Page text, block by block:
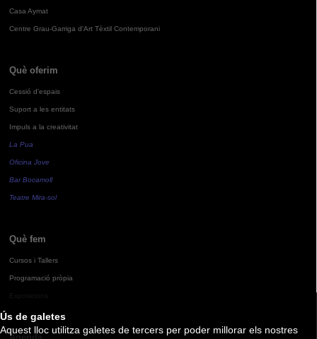
Ús de galetes
Aquest lloc utilitza galetes de tercers per poder millorar els nostres
Casa Aymat
Centre Grau-Garriga d'Art Tèxtil Contemporani
Què oferim
Cessió d'espais
Suport a les entitats
Impuls a la creativitat
La Pua
Oficina Jove
Bar Bocamoll
Teatre Mira-sol
Què fem
Cursos i Tallers
Programació pròpia